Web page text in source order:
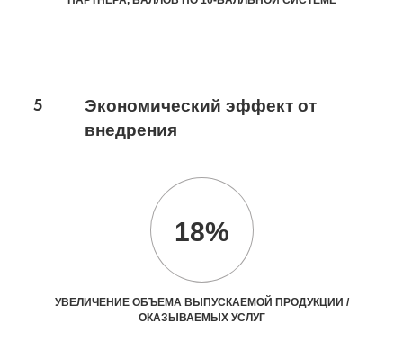
5
Экономический эффект от
внедрения
18%
УВЕЛИЧЕНИЕ ОБЪЕМА ВЫПУСКАЕМОЙ ПРОДУКЦИИ /
ОКАЗЫВАЕМЫХ УСЛУГ